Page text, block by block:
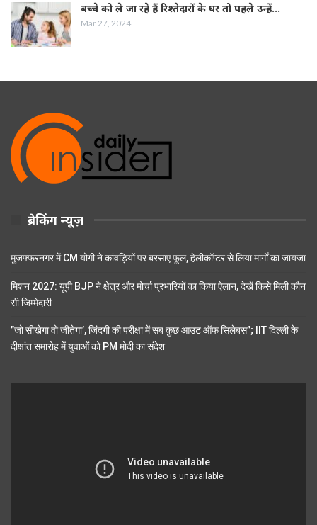
बच्चे को ले जा रहे हैं रिश्तेदारों के घर तो पहले उन्हें…
Mar 27, 2024
ब्रेकिंग न्यूज़
मुजफ्फरनगर में CM योगी ने कांवड़ियों पर बरसाए फूल, हेलीकॉप्टर से लिया मार्गों का जायजा
मिशन 2027: यूपी BJP ने क्षेत्र और मोर्चा प्रभारियों का किया ऐलान, देखें किसे मिली कौन
सी जिम्मेदारी
”जो सीखेगा वो जीतेगा’, जिंदगी की परीक्षा में सब कुछ आउट ऑफ सिलेबस”; IIT दिल्ली के
दीक्षांत समारोह में युवाओं को PM मोदी का संदेश